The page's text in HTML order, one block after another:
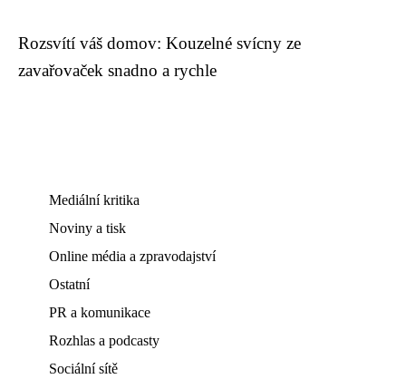
Rozsvítí váš domov: Kouzelné svícny ze
zavařovaček snadno a rychle
Mediální kritika
Noviny a tisk
Online média a zpravodajství
Ostatní
PR a komunikace
Rozhlas a podcasty
Sociální sítě